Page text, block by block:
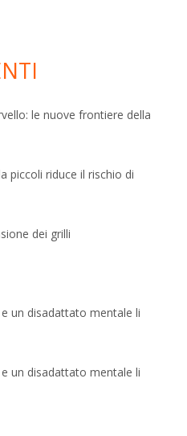
le nuove frontiere della
piccoli riduce il rischio di
dei grilli
un disadattato mentale li
un disadattato mentale li